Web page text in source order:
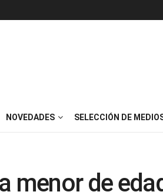
NOVEDADES SELECCIÓN DE
menor de